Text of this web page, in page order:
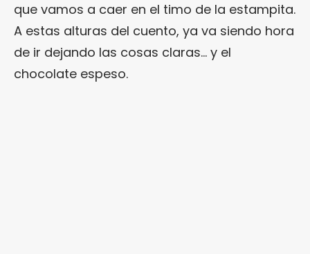
que vamos a caer en el timo de la estampita.
A estas alturas del cuento, ya va siendo hora
de ir dejando las cosas claras… y el
chocolate espeso.